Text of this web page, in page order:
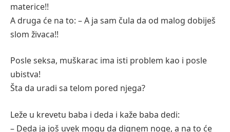
materice!!
A druga će na to: – A ja sam čula da od malog dobiješ
slom živaca!!
Posle seksa, muškarac ima isti problem kao i posle
ubistva!
Šta da uradi sa telom pored njega?
Leže u krevetu baba i deda i kaže baba dedi:
– Deda ja još uvek mogu da dignem noge, a na to će